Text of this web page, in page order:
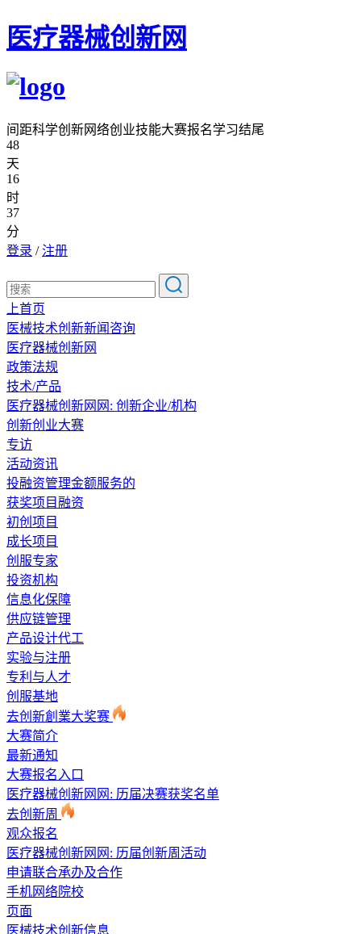
医疗器械创新网
间距科学创新网络创业技能大赛报名学习结尾
48
天
16
时
37
分
登录 /注册
上首页
医械技术创新新闻咨询
医疗器械创新网
政策法规
技术/产品
医疗器械创新网网: 创新企业/机构
创新创业大赛
专访
活动资讯
投融资管理金额服务的
获奖项目融资
初创项目
成长项目
创服专家
投资机构
信息化保障
供应链管理
产品设计代工
实验与注册
专利与人才
创服基地
去创新創業大奖赛
大赛简介
最新通知
大赛报名入口
医疗器械创新网网: 历届决赛获奖名单
去创新周
观众报名
医疗器械创新网网: 历届创新周活动
申请联合承办及合作
手机网络院校
页面
医械技术创新信息